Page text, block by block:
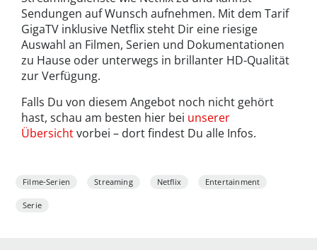
Sendungen auf Wunsch aufnehmen. Mit dem Tarif
GigaTV inklusive Netflix steht Dir eine riesige
Auswahl an Filmen, Serien und Dokumentationen
zu Hause oder unterwegs in brillanter HD-Qualität
zur Verfügung.
Falls Du von diesem Angebot noch nicht gehört
hast, schau am besten hier bei unserer
Übersichtvorbei – dort findest Du alle Infos.
Filme-Serien Streaming Netflix Entertainment
Serie